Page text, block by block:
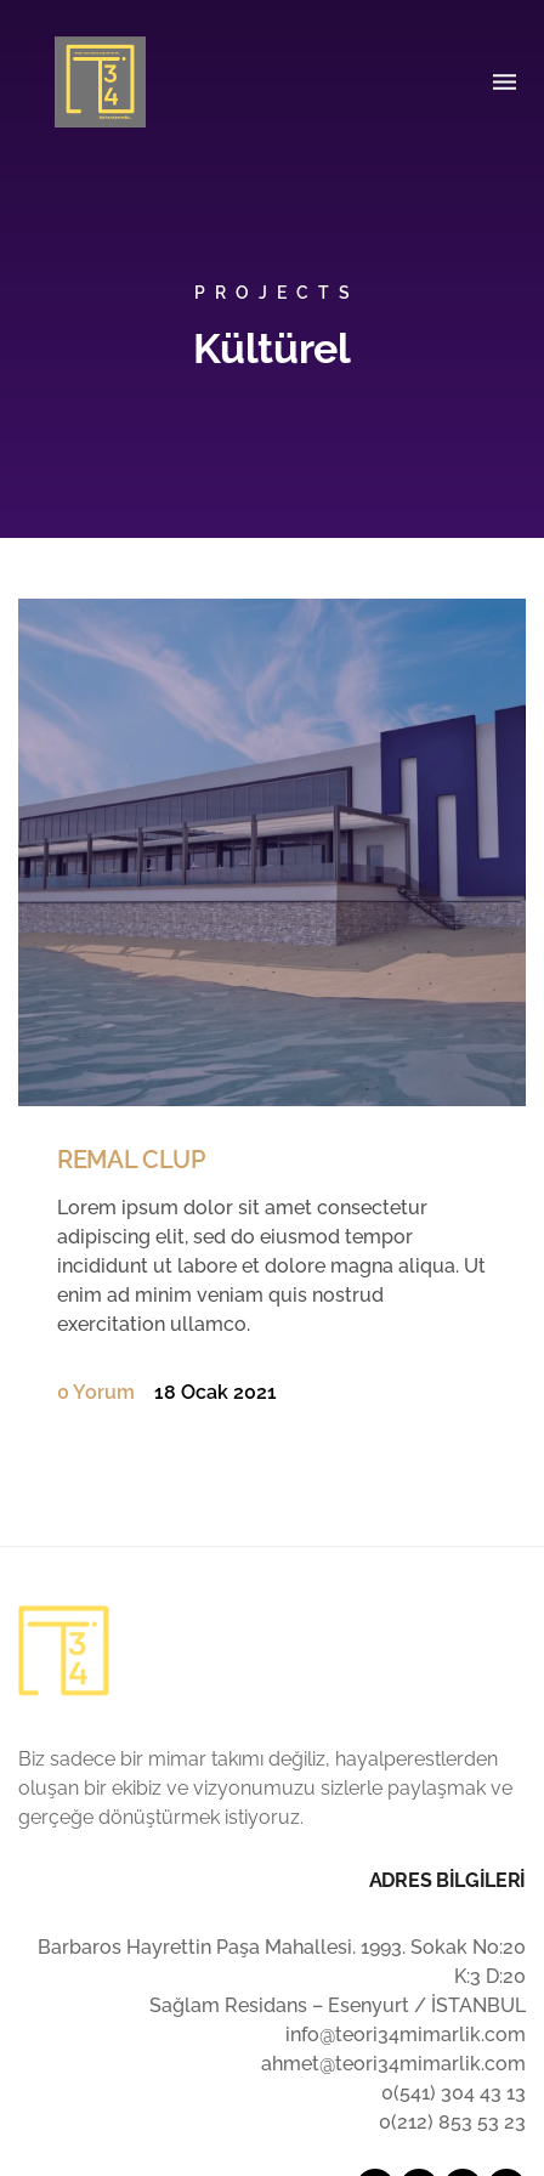
PROJECTS
Kültürel
REMAL CLUP
Lorem ipsum dolor sit amet consectetur
adipiscing elit, sed do eiusmod tempor
incididunt ut labore et dolore magna aliqua. Ut
enim ad minim veniam quis nostrud
exercitation ullamco.
0 Yorum 18 Ocak 2021
Biz sadece bir mimar takımı değiliz, hayalperestlerden
oluşan bir ekibiz ve vizyonumuzu sizlerle paylaşmak ve
gerçeğe dönüştürmek istiyoruz.
ADRES BİLGİLERİ
Barbaros Hayrettin Paşa Mahallesi. 1993. Sokak No:20
K:3 D:20
Sağlam Residans – Esenyurt / İSTANBUL
info@teori34mimarlik.com
ahmet@teori34mimarlik.com
0(541) 304 43 13
0(212) 853 53 23